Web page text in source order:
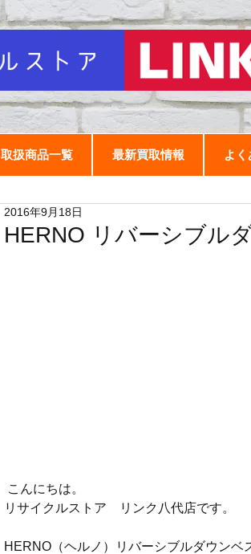
取扱商品一覧 最新買取情報 よく
HERNO リバーシブル
2016年9月18日
こんにちは。
リサイクルストア　リンク八代店です。
HERNO（ヘルノ）リバーシブルダウンベ